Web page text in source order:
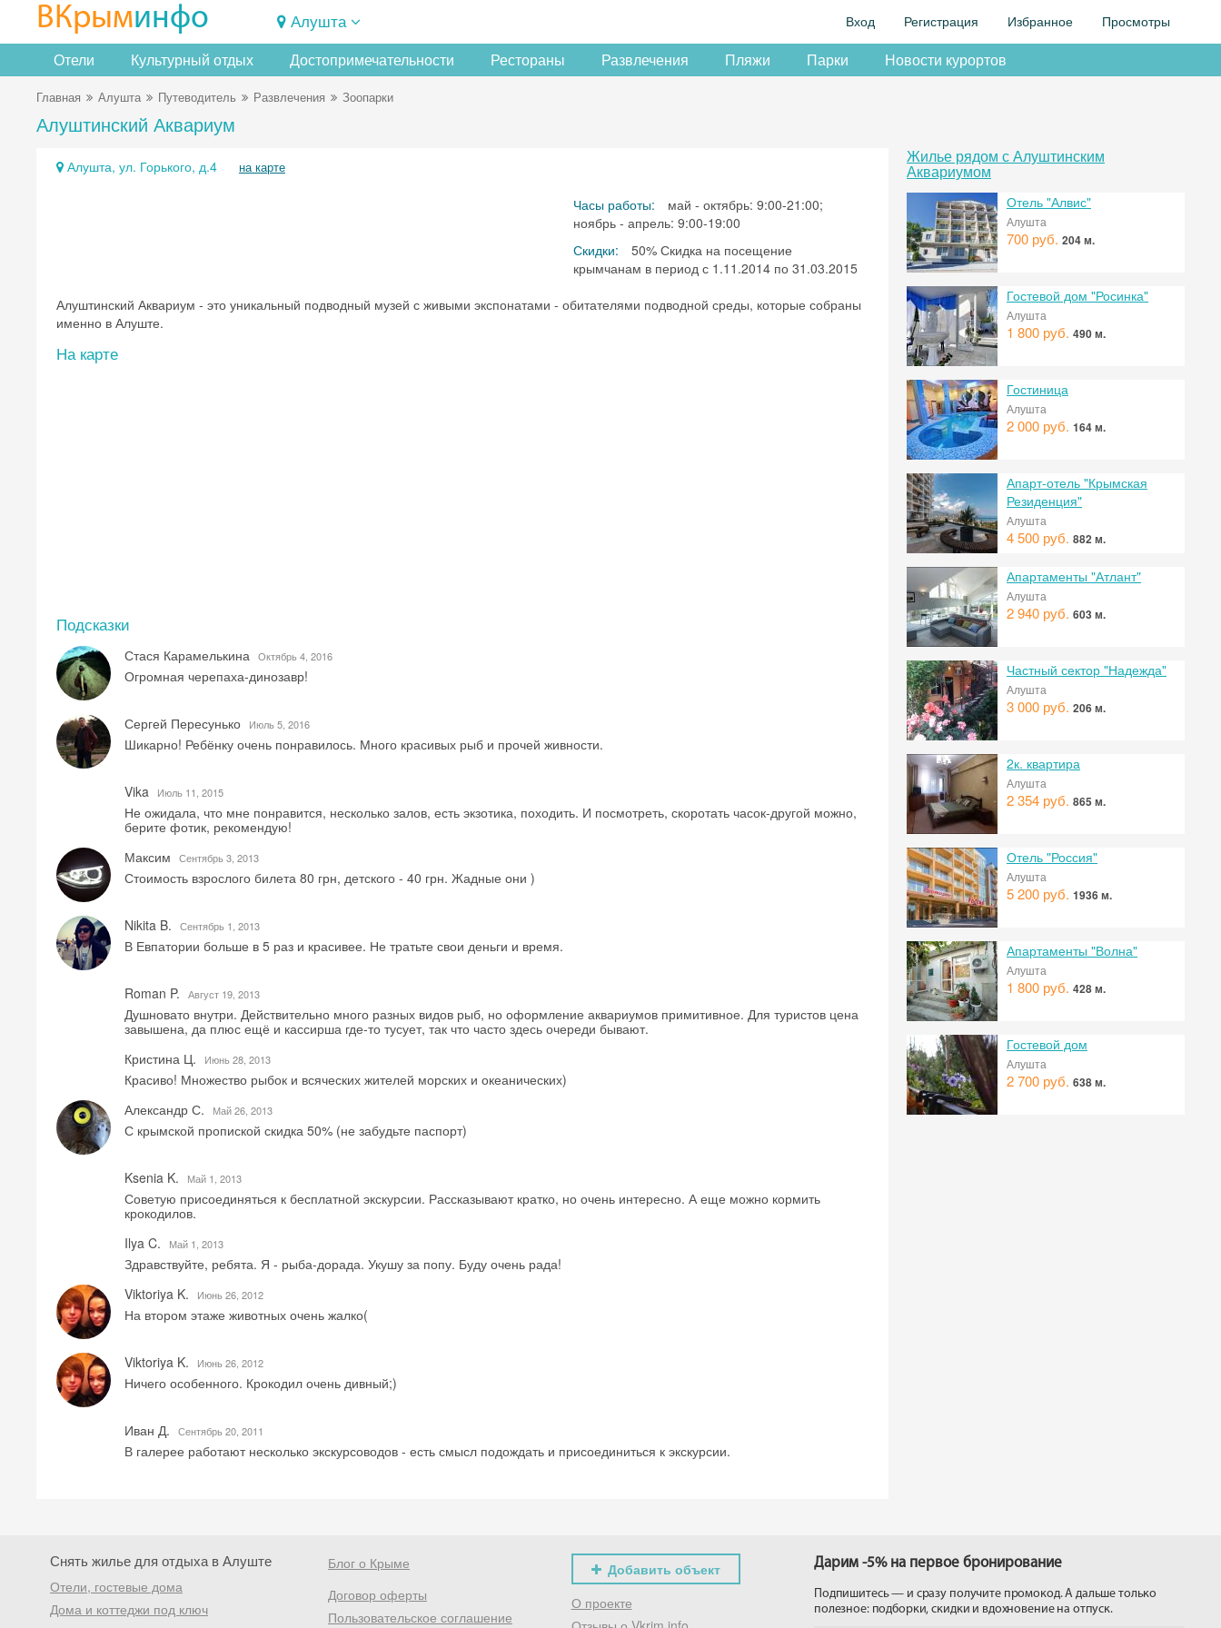
ВКрыминфо Алушта Вход Регистрация Избранное Просмотры
Отели Культурный отдых Достопримечательности Рестораны Развлечения Пляжи Парки Новости курортов
Главная Алушта Путеводитель Развлечения Зоопарки
Алуштинский Аквариум
Алушта, ул. Горького, д.4 на карте
Часы работы:
май - октябрь: 9:00-21:00;
ноябрь - апрель: 9:00-19:00
Скидки:
50% Скидка на посещение
крымчанам в период с 1.11.2014 по 31.03.2015
Алуштинский Аквариум - это уникальный подводный музей с живыми экспонатами - обитателями подводной среды, которые собраны
именно в Алуште.
На карте
Подсказки
Стася Карамелькина Октябрь 4, 2016
Огромная черепаха-динозавр!
Сергей Пересунько Июль 5, 2016
Шикарно! Ребёнку очень понравилось. Много красивых рыб и прочей живности.
Vika Июль 11, 2015
Не ожидала, что мне понравится, несколько залов, есть экзотика, походить. И посмотреть, скоротать часок-другой можно,
берите фотик, рекомендую!
Максим
Сентябрь 3, 2013
Стоимость взрослого билета 80 грн, детского - 40 грн. Жадные они )
Nikita B. Сентябрь 1, 2013
В Евпатории больше в 5 раз и красивее. Не тратьте свои деньги и время.
Roman P. Август 19, 2013
Душновато внутри. Действительно много разных видов рыб, но оформление аквариумов примитивное. Для туристов цена
завышена, да плюс ещё и кассирша где-то тусует, так что часто здесь очереди бывают.
Кристина Ц.
Июнь 28, 2013
Красиво! Множество рыбок и всяческих жителей морских и океанических)
Александр С.
Май 26, 2013
С крымской пропиской скидка 50% (не забудьте паспорт)
Ksenia K. Май 1, 2013
Советую присоединяться к бесплатной экскурсии. Рассказывают кратко, но очень интересно. А еще можно кормить
крокодилов.
Ilya C.
Май 1, 2013
Здравствуйте, ребята. Я - рыба-дорада. Укушу за попу. Буду очень рада!
Viktoriya K.
Июнь 26, 2012
На втором этаже животных очень жалко(
Viktoriya K. Июнь 26, 2012
Ничего особенного. Крокодил очень дивный;)
Иван Д. Сентябрь 20, 2011
В галерее работают несколько экскурсоводов - есть смысл подождать и присоединиться к экскурсии.
Жилье рядом с Алуштинским
Аквариумом
Отель "Алвис"
Алушта
700 руб. 204 м.
Гостевой дом "Росинка"
Алушта
1 800 руб. 490 м.
Гостиница
Алушта
2 000 руб. 164 м.
Апарт-отель "Крымская
Резиденция"
Алушта
4 500 руб. 882 м.
Апартаменты "Атлант"
Алушта
2 940 руб. 603 м.
Частный сектор "Надежда"
Алушта
3 000 руб. 206 м.
2к. квартира
Алушта
2 354 руб. 865 м.
Отель "Россия"
Алушта
5 200 руб. 1936 м.
Апартаменты "Волна"
Алушта
1 800 руб. 428 м.
Гостевой дом
Алушта
2 700 руб. 638 м.
Снять жилье для отдыха в Алуште
Отели, гостевые дома
Дома и коттеджи под ключ
Блог о Крыме
Договор оферты
Пользовательское соглашение
Добавить объект
О проекте
Дарим -5% на первое бронирование
Подпишитесь — и сразу получите промокод. А дальше только
полезное: подборки, скидки и вдохновение на отпуск.